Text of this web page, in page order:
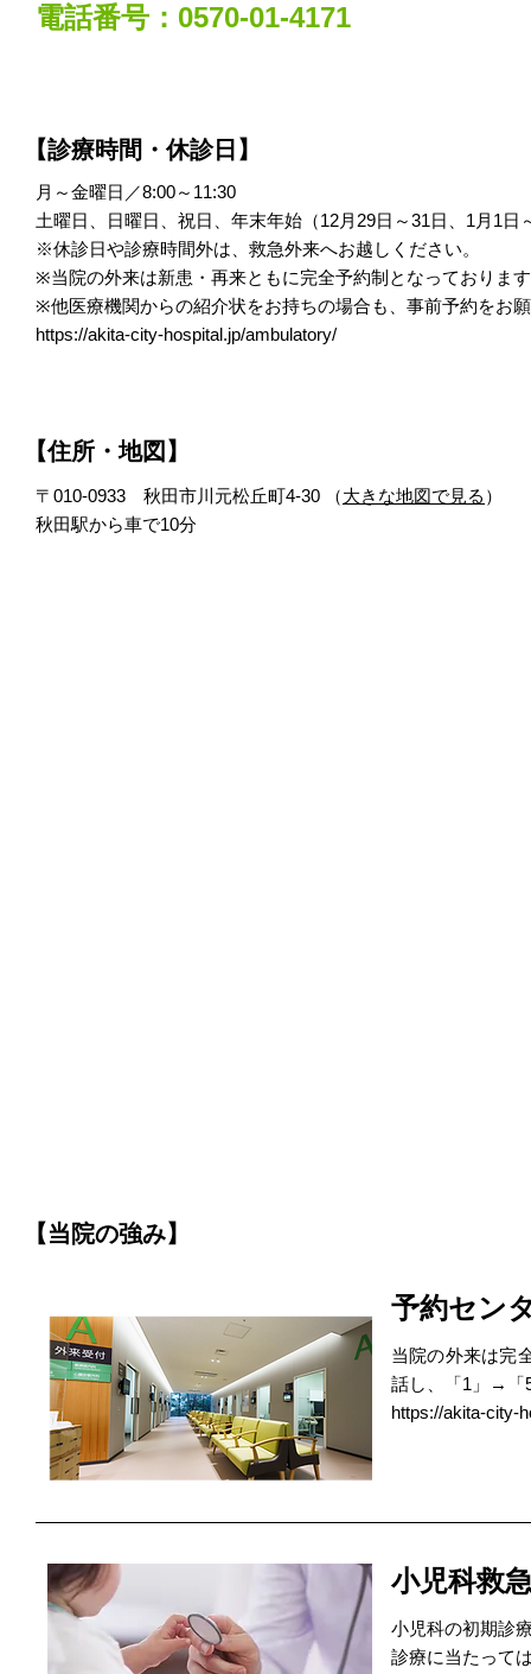
電話番号：0570-01-4171
【診療時間・休診日】
月～金曜日／8:00～11:30
土曜日、日曜日、祝日、年末年始（12月29日～31日、1月1日
※休診日や診療時間外は、救急外来へお越しください。
※当院の外来は新患・再来ともに完全予約制となっておりま
※他医療機関からの紹介状をお持ちの場合も、事前予約をお
https://akita-city-hospital.jp/ambulatory/
【住所・地図】
〒010-0933 秋田市川元松丘町4-30 （大きな地図で見る ）
秋田駅から車で10分
【当院の強み】
予約セン
当院の外来は完
話し、「1」→「
https://akita-city-
小児科救
小児科の初期診
診療に当たって